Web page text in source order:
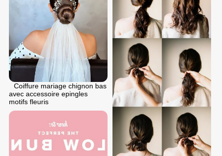
Coiffure mariage chignon bas
avec accessoire epingles
motifs fleuris